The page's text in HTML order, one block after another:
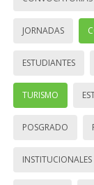
JORNADAS
ESTUDIANTES
TURISMO
POSGRADO
INSTITUCIONALES